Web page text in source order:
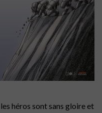
héros sont sans gloire et